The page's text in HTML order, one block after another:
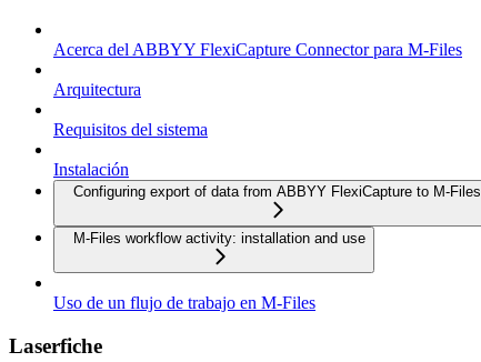
Acerca del ABBYY FlexiCapture Connector para M-Files
Arquitectura
Requisitos del sistema
Instalación
Configuring export of data from ABBYY FlexiCapture to M-Files
M-Files workflow activity: installation and use
Uso de un flujo de trabajo en M-Files
Laserfiche